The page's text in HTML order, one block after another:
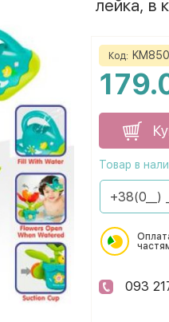
лейка, в
Код:
Товар в
093